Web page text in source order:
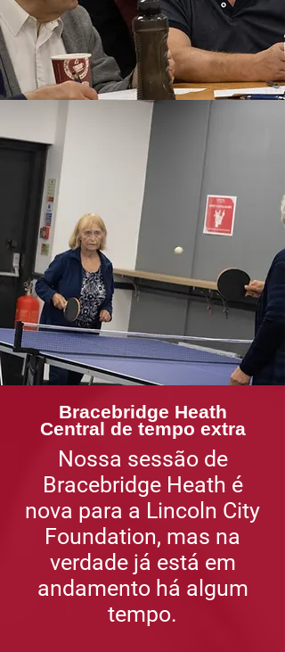
Bracebridge Heath
Central de tempo extra
Nossa sessão de
Bracebridge Heath é
nova para a Lincoln City
Foundation, mas na
verdade já está em
andamento há algum
tempo.